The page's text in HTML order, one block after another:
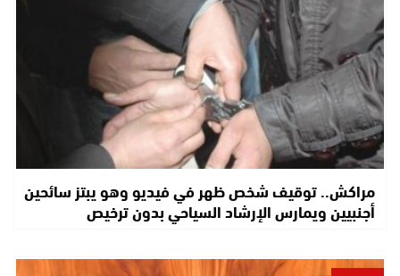
مراكش.. توقيف شخص ظهر في فيديو وهو يبتز سائحين
أجنبيين ويمارس الإرشاد السياحي بدون ترخيص